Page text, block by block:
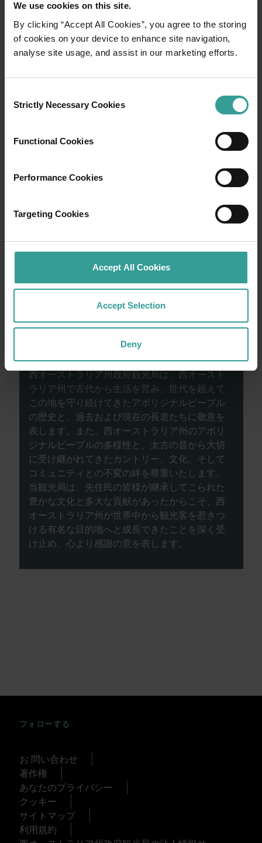
We use cookies on this site.
By clicking “Accept All Cookies”, you agree to the storing
of cookies on your device to enhance site navigation,
analyse site usage, and assist in our marketing efforts.
Selection
Strictly Necessary Cookies
Functional Cookies
Performance Cookies
Targeting Cookies
Accept All Cookies
Accept Selection
Deny
01
旅程
西オーストラリア州の驚くべき景観を横断す
を体験してみませんか。 まずは、オーストラ
リアで最も太陽が降り注ぐ州都で文化ハブと
シーンを楽しめる、のんびりとした旅の初め
にぴったりの街です。
西オーストラリア州政府観光局は、西オースト
ラリア州で古代から生活を営み、世代を超えて
この地を守り続けてきたアボリジナルピープル
の歴史と、過去および現在の長老たちに敬意を
表します。また、西オーストラリア州のアボリ
ジナルピープルの多様性と、太古の昔から大切
に受け継がれてきたカントリー、文化、そして
コミュニティとの不変の絆を尊重いたします。
当観光局は、先住民の皆様が継承してこられた
豊かな文化と多大な貢献があったからこそ、西
オーストラリア州が世界中から観光客を惹きつ
ける有名な目的地へと成長できたことを深く受
け止め、心より感謝の意を表します。
フォローする
お 問い合わせ
著作権
あなたのプライバシー
クッキー
サイトマップ
利用規約